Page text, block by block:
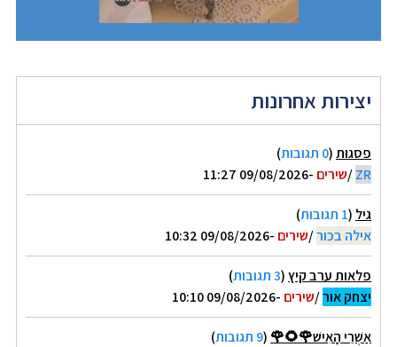
יצירות אחרונות
פסגות(0 תגובות
)
ZR
/שירים -09/08/2026 11:27
גיל (1 תגובות
)
אילה בכור/שירים -09/08/2026 10:32
פלאות ערב קיץ(3 תגובות
)
יצחק אור/שירים -09/08/2026 10:10
אַשְׁרֵי הָאִישׁ🌹🌻🌹 (9 תגובות
)